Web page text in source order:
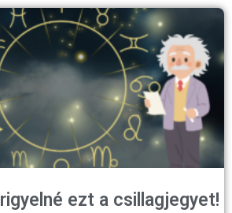
ezt a csillagjegyet!